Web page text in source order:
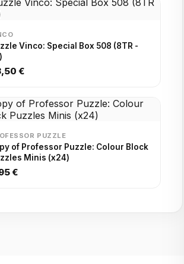
Vinco: Special Box 508 (8TR -
€
PUZZLE
of Professor Puzzle: Colour Block
Minis (x24)
€